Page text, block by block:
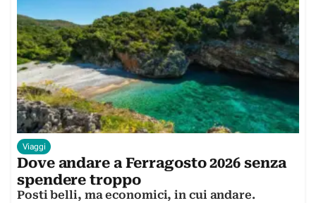
Viaggi
Dove andare a Ferragosto 2026 senza
spendere troppo
Posti belli, ma economici, in cui andare.